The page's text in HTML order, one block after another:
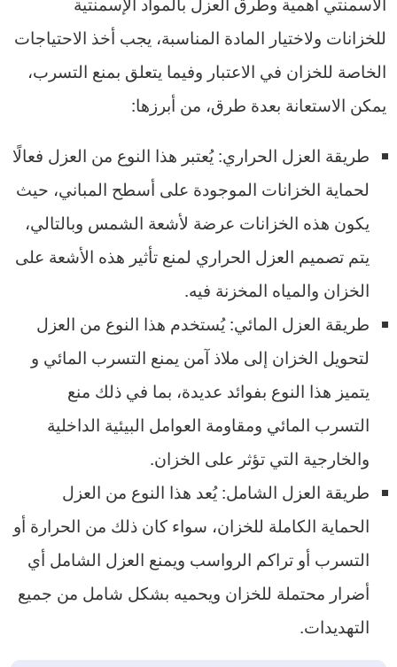
للخزانات ولاختيار المادة المناسبة، يجب أخذ الاحتياجات
الخاصة للخزان في الاعتبار وفيما يتعلق بمنع التسرب،
يمكن الاستعانة بعدة طرق، من أبرزها:
طريقة العزل الحراري: يُعتبر هذا النوع من العزل فعالًا
لحماية الخزانات الموجودة على أسطح المباني، حيث
يكون هذه الخزانات عرضة لأشعة الشمس وبالتالي،
يتم تصميم العزل الحراري لمنع تأثير هذه الأشعة على
الخزان والمياه المخزنة فيه.
طريقة العزل المائي: يُستخدم هذا النوع من العزل
لتحويل الخزان إلى ملاذ آمن يمنع التسرب المائي و
يتميز هذا النوع بفوائد عديدة، بما في ذلك منع
التسرب المائي ومقاومة العوامل البيئية الداخلية
والخارجية التي تؤثر على الخزان.
طريقة العزل الشامل: يُعد هذا النوع من العزل
الحماية الكاملة للخزان، سواء كان ذلك من الحرارة أو
التسرب أو تراكم الرواسب ويمنع العزل الشامل أي
أضرار محتملة للخزان ويحميه بشكل شامل من جميع
التهديدات.